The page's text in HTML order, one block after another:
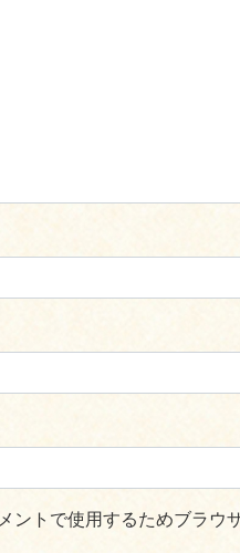
ントで使用するためブラウ